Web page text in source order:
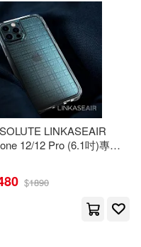
輯團隊
LINKASEAIR
12/12 Pro (6.1吋)專用
蝕刻技術防摔抗變色抗菌
用 $1890